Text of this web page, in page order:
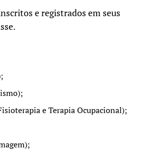
e registrados em seus
e Terapia Ocupacional);